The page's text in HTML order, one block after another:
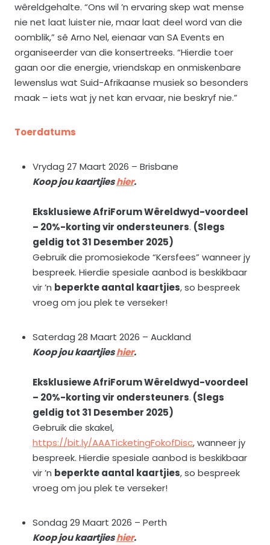
wêreldgehalte. “Ons wil ’n ervaring skep wat mense
nie net laat luister nie, maar laat deel word van die
oomblik,” sê Arno Nel, eienaar van SA Events en
organiseerder van die konsertreeks. “Hierdie toer
gaan oor die energie, vriendskap en onmiskenbare
lewenslus wat Suid-Afrikaanse musiek so besonders
maak – iets wat jy net kan ervaar, nie beskryf nie.”
Toerdatums
Vrydag 27 Maart 2026 – Brisbane
Koop jou kaartjieshier.
Eksklusiewe AfriForum Wêreldwyd-voordeel
– 20%-korting vir ondersteuners. (Slegs
geldig tot 31 Desember 2025)
Gebruik die promosiekode “Kersfees” wanneer jy
bespreek. Hierdie spesiale aanbod is beskikbaar
vir ’n beperkte aantal kaartjies, so bespreek
vroeg om jou plek te verseker!
Saterdag 28 Maart 2026 – Auckland
Koop jou kaartjieshier.
Eksklusiewe AfriForum Wêreldwyd-voordeel
– 20%-korting vir ondersteuners. (Slegs
geldig tot 31 Desember 2025)
Gebruik die skakel,
https://bit.ly/AAATicketingFokofDisc, wanneer jy
bespreek. Hierdie spesiale aanbod is beskikbaar
vir ’n beperkte aantal kaartjies, so bespreek
vroeg om jou plek te verseker!
Sondag 29 Maart 2026 – Perth
Koop jou kaartjieshier.